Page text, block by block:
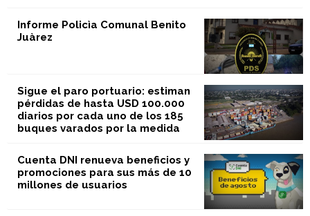
Informe Policìa Comunal Benito
Juàrez
Sigue el paro portuario: estiman
pérdidas de hasta USD 100.000
diarios por cada uno de los 185
buques varados por la medida
Cuenta DNI renueva beneficios y
promociones para sus más de 10
millones de usuarios